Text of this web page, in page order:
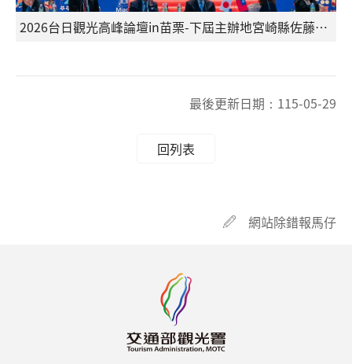
2026台日觀光高峰論壇in苗栗-下屆主辦地宮崎縣佐藤弘之副知事介紹宮崎縣旅遊魅力及亮點
最後更新日期： 115-05-29
回列表
網站除錯報馬仔